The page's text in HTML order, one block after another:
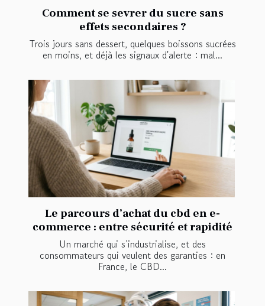
Comment se sevrer du sucre sans
effets secondaires ?
Trois jours sans dessert, quelques boissons sucrées
en moins, et déjà les signaux d'alerte : mal...
Le parcours d’achat du cbd en e-
commerce : entre sécurité et rapidité
Un marché qui s’industrialise, et des
consommateurs qui veulent des garanties : en
France, le CBD...